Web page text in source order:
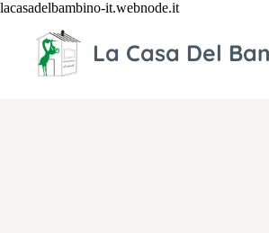
lacasadelbambino-it.webnode.it
La Casa Del